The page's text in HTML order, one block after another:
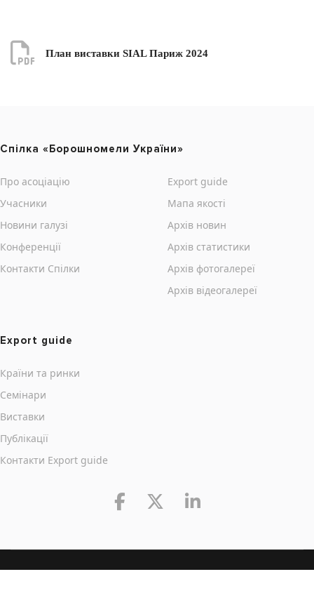
План виставки SIAL Париж 2024
Cпілка «Борошномели України»
Про асоціацію
Учасники
Новини галузі
Конференції
Контакти Cпілки
Export guide
Мапа якості
Архів новин
Архів статистики
Архів фотогалереї
Архів відеогалереї
Export guide
Країни та ринки
Семінари
Виставки
Публікації
Контакти Export guide